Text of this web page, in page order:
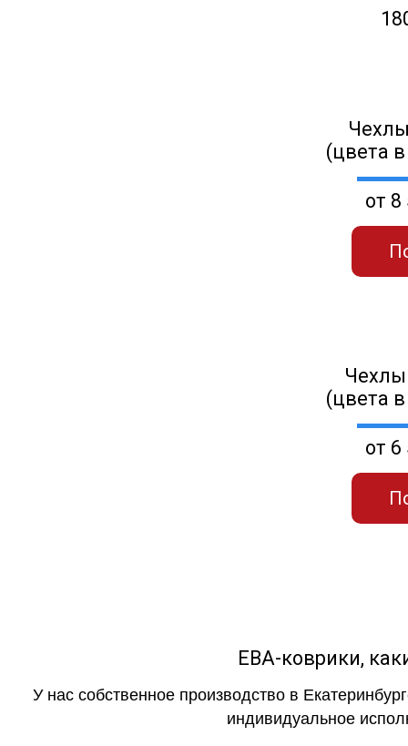
(цвета
от 8
(цвета
от 6
ЕВА-коврики,
У нас собственное производство в
индивидуальное